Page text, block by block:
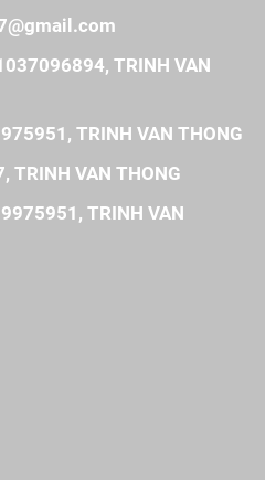
TRINH VAN
TRINH VAN THONG
TRINH VAN THONG
TRINH VAN